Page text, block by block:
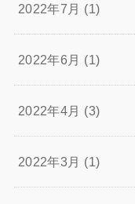
2022年7月 (1)
2022年6月 (1)
2022年4月 (3)
2022年3月 (1)